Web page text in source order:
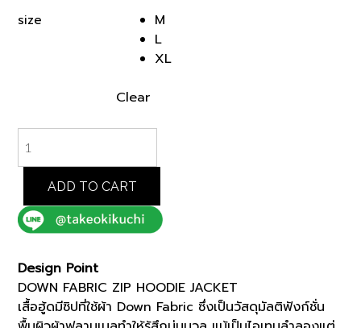
was:
฿15,000.00.
size
M
L
XL
Clear
DOWN
FABRIC
HOODIE
JACKET
(93134501)
quantity
ADD TO CART
Design Point
DOWN FABRIC ZIP HOODIE JACKET
เสื้อฮู้ดมีซิปที่ใช้ผ้า Down Fabric ซึ่งเป็นวัสดุมัลติฟังก์ชั่น